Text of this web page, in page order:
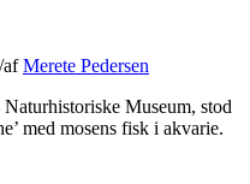
/afMerete Pedersen
Museum, stod
med mosens fisk i akvarie.